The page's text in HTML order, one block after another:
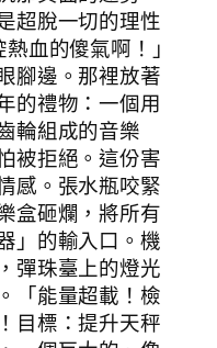
超脫一切的理性
血的傻氣啊！」
腳邊。那裡放著
的禮物：一個用
輪組成的音樂
被拒絕。這份害
感。張水瓶咬緊
盒砸爛，將所有
」的輸入口。機
彈珠臺上的燈光
「能量超載！檢
目標：提升天秤